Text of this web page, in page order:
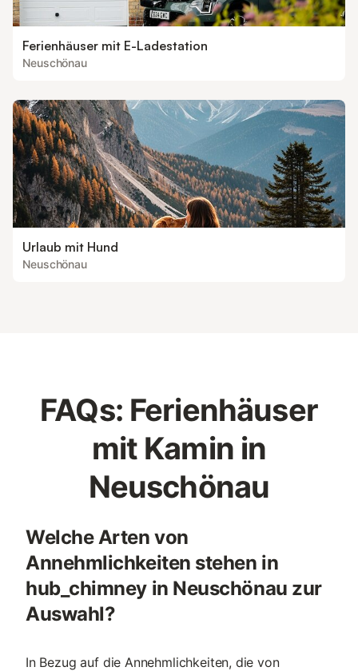
Ferienhäuser mit E-Ladestation
Neuschönau
Urlaub mit Hund
Neuschönau
FAQs: Ferienhäuser
mit Kamin in
Neuschönau
Welche Arten von
Annehmlichkeiten stehen in
hub_chimney in Neuschönau zur
Auswahl?
In Bezug auf die Annehmlichkeiten, die von